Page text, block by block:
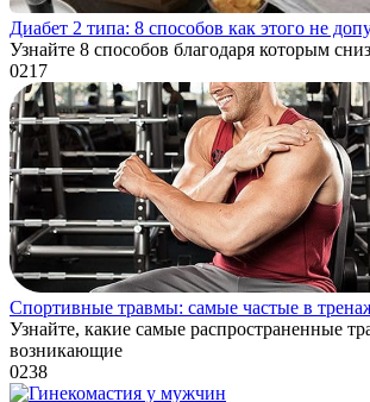
Диабет 2 типа: 8 способов как этого не
Узнайте 8 способов благодаря которым
0217
Спортивные травмы: самые частые в
Узнайте, какие самые распространенные
возникающие
0238